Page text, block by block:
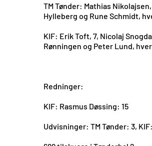
TM Tønder: Mathias
Hylleberg og Rune Schmidt,
KIF: Erik Toft, 7, Nicolaj
Rønningen og Peter Lund, hver
Redninger:
KIF: Rasmus Døssing: 15
Udvisninger: TM Tønder: 3,